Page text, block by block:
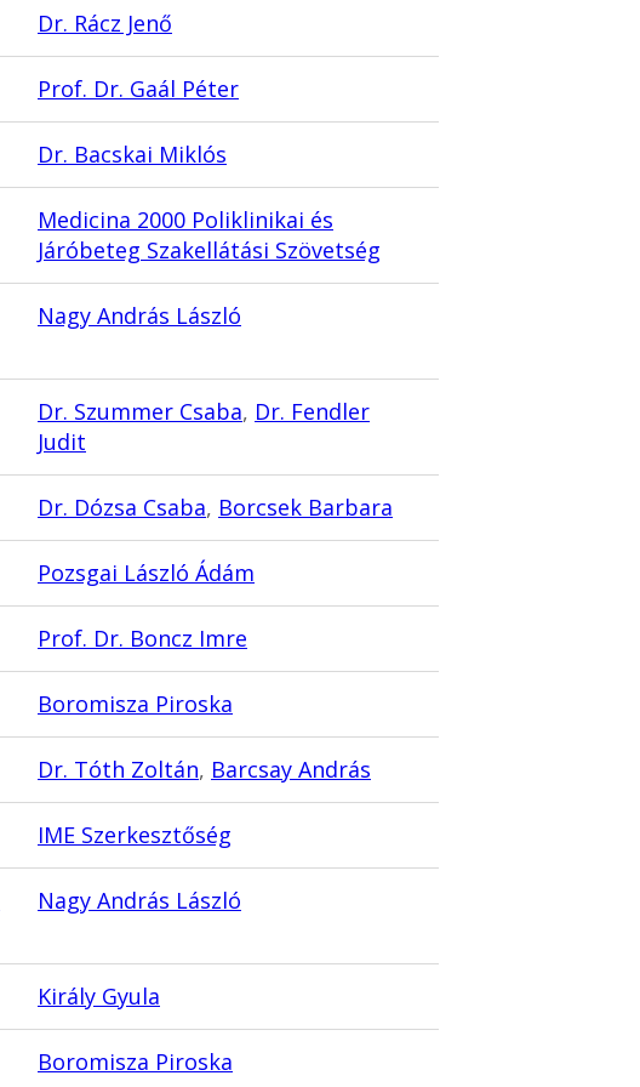
Dr. Rácz Jenő
Prof. Dr. Gaál Péter
Dr. Bacskai Miklós
Medicina 2000 Poliklinikai és
Járóbeteg Szakellátási Szövetség
Nagy András László
Dr. Szummer Csaba, Dr. Fendler
Judit
Dr. Dózsa Csaba, Borcsek Barbara
Pozsgai László Ádám
Prof. Dr. Boncz Imre
Boromisza Piroska
Dr. Tóth Zoltán, Barcsay András
IME Szerkesztőség
Nagy András László
Király Gyula
Boromisza Piroska